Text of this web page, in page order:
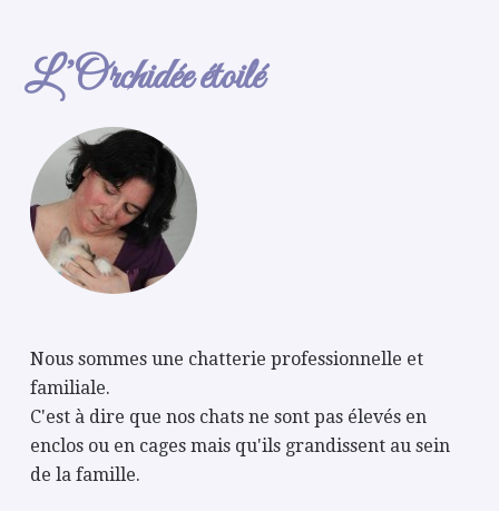
L’Orchidée étoilé
Nous sommes une chatterie professionnelle et
familiale.
C'est à dire que nos chats ne sont pas élevés en
enclos ou en cages mais qu'ils grandissent au sein
de la famille.